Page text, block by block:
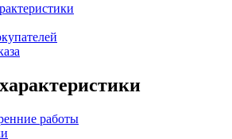
работы